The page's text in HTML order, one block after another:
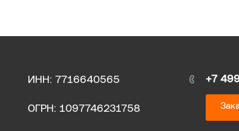
ИНН: 7716640565
ОГРН: 1097746231758
+7